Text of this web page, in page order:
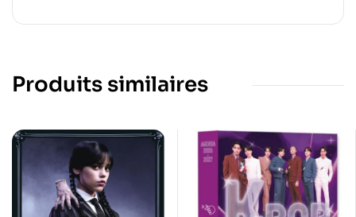
Produits similaires